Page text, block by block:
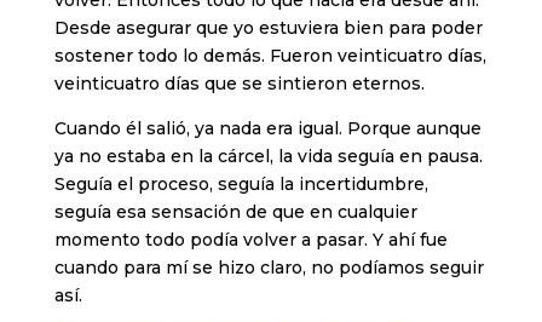
Desde asegurar que yo estuviera bien para poder
sostener todo lo demás. Fueron veinticuatro días,
veinticuatro días que se sintieron eternos.
Cuando él salió, ya nada era igual. Porque aunque
ya no estaba en la cárcel, la vida seguía en pausa.
Seguía el proceso, seguía la incertidumbre,
seguía esa sensación de que en cualquier
momento todo podía volver a pasar. Y ahí fue
cuando para mí se hizo claro, no podíamos seguir
así.